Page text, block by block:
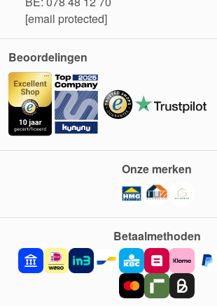
[email protected]
Beoordelingen
Betaalmethoden
Onze merken